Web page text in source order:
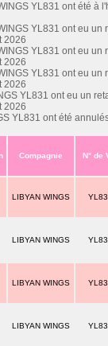
YL831 ont été à
YL831 ont eu
2026
YL831 ont eu
2026
YL831 ont eu
2026
YL831 ont eu un
2026
YL831 ont été
Compagnie N° de
LIBYAN WINGS
LIBYAN WINGS
LIBYAN WINGS
LIBYAN WINGS